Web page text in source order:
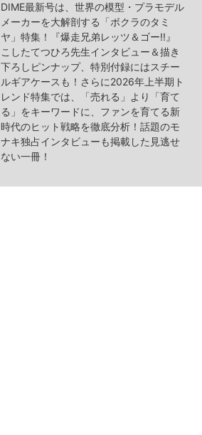
DIME最新号は、世界の模型・プラモデル
メーカーを大解剖する「ボクラのタミ
ヤ」特集！『爆走兄弟レッツ＆ゴー!!』
こしたてつひろ先生インタビュー＆描き
下ろしピンナップ、特別付録にはスチー
ルギアケースも！さらに2026年上半期ト
レンド特集では、「売れる」より「育て
る」をキーワードに、ファンを育てる新
時代のヒット戦略を徹底分析！話題のモ
ナキ独占インタビューも掲載した見逃せ
ない一冊！